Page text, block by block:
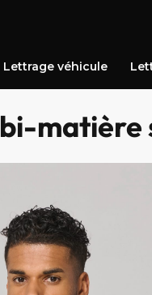
Lettrage véhicule
matière